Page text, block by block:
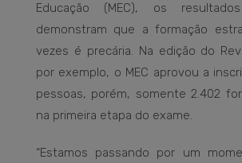
Educação (MEC), os
demonstram que a formação
vezes é precária. Na edição do
por exemplo, o MEC aprovou a
pessoas, porém, somente 2.402
na primeira etapa do exame.
“Estamos passando por um